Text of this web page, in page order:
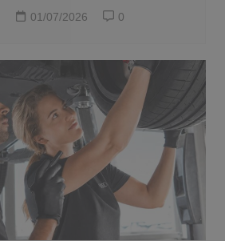
01/07/2026 0